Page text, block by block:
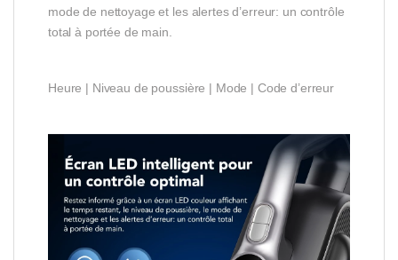
mode de nettoyage et les alertes d’erreur: un contrôle
total à portée de main.
Heure | Niveau de poussière | Mode | Code d’erreur